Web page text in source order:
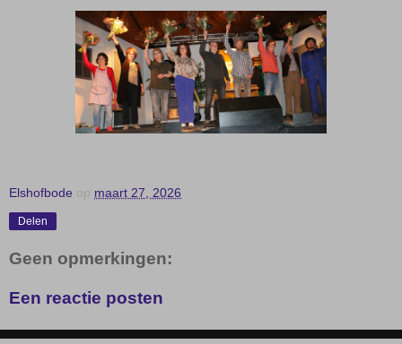
Elshofbode op maart 27, 2026
Delen
Geen opmerkingen:
Een reactie posten